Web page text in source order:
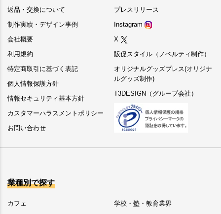
返品・交換について
制作実績・デザイン事例
会社概要
利用規約
特定商取引に基づく表記
個人情報保護方針
情報セキュリティ基本方針
カスタマーハラスメントポリシー
お問い合わせ
プレスリリース
Instagram
X
販促スタイル（ノベルティ制作）
オリジナルグッズプレス(オリジナ
ルグッズ制作)
T3DESIGN（グループ会社）
業種別で探す
カフェ
学校・塾・教育業界